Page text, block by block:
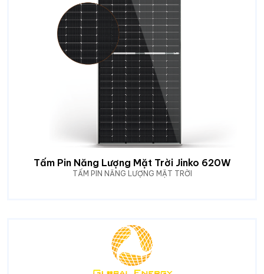
Tấm Pin Năng Lượng Mặt Trời Jinko 620W
TẤM PIN NĂNG LƯỢNG MẶT TRỜI